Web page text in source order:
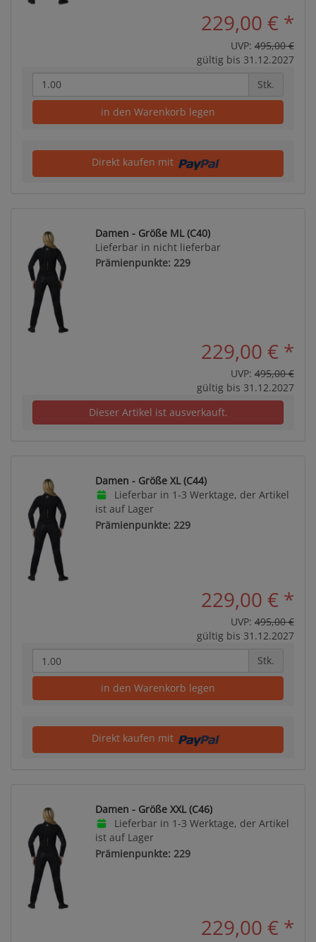
229,00 € *
UVP: 495,00 €
gültig bis 31.12.2027
Stk.
in den Warenkorb legen
Direkt kaufen mit
Damen - Größe ML (C40)
Lieferbar in nicht lieferbar
Prämienpunkte: 229
229,00 € *
UVP: 495,00 €
gültig bis 31.12.2027
Dieser Artikel ist ausverkauft.
Damen - Größe XL (C44)
Lieferbar in 1-3 Werktage, der Artikel
ist auf Lager
Prämienpunkte: 229
229,00 € *
UVP: 495,00 €
gültig bis 31.12.2027
Stk.
in den Warenkorb legen
Direkt kaufen mit
Damen - Größe XXL (C46)
Lieferbar in 1-3 Werktage, der Artikel
ist auf Lager
Prämienpunkte: 229
229,00 € *